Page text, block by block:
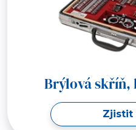
Brýlová skříň,
Zjistit